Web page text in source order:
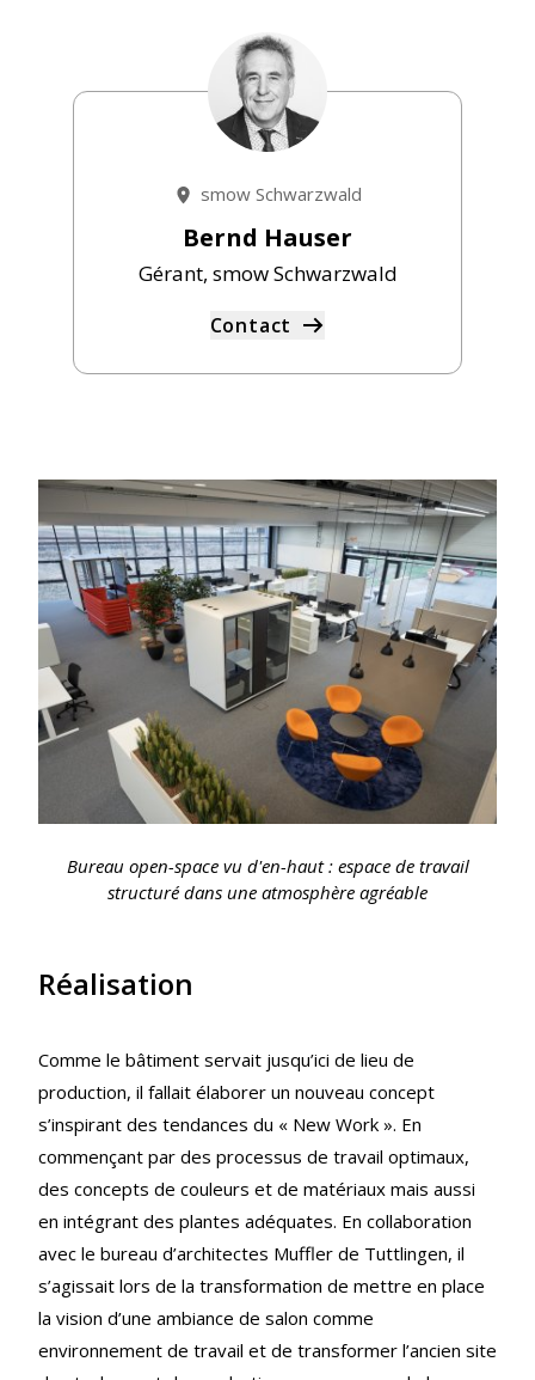
smow Schwarzwald
Bernd Hauser
Gérant, smow Schwarzwald
Contact
Bureau open-space vu d'en-haut : espace de travail
structuré dans une atmosphère agréable
Réalisation
Comme le bâtiment servait jusqu’ici de lieu de
production, il fallait élaborer un nouveau concept
s’inspirant des tendances du « New Work ». En
commençant par des processus de travail optimaux,
des concepts de couleurs et de matériaux mais aussi
en intégrant des plantes adéquates. En collaboration
avec le bureau d’architectes Muffler de Tuttlingen, il
s’agissait lors de la transformation de mettre en place
la vision d’une ambiance de salon comme
environnement de travail et de transformer l’ancien site